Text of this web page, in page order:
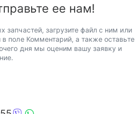
ее нам!
запчастей, загрузите файл с ним или
поле Комментарий, а также оставьте
дня мы оценим вашу заявку и